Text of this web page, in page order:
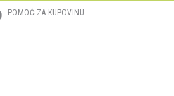
POMOĆ ZA KUPOVINU